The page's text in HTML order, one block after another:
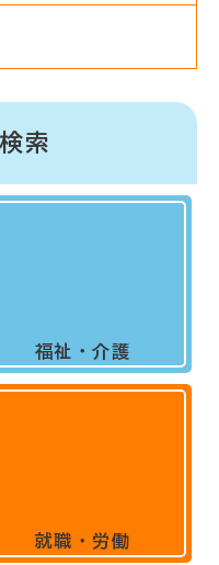
索
福祉・介護
就職・労働